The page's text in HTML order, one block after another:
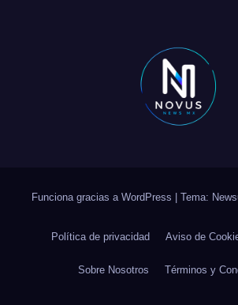
Funciona gracias a WordPress Tema:
Política de privacidad Aviso de
Sobre Nosotros Términos y